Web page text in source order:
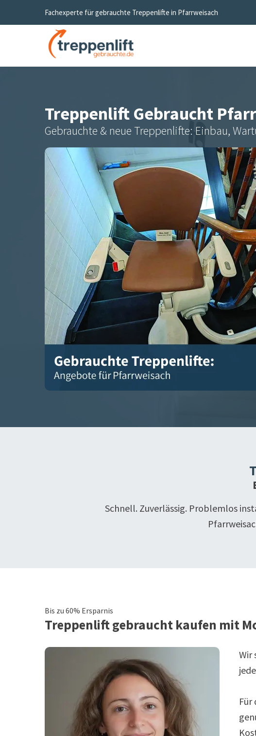
Fachexperte für gebrauchte Treppenlifte in Pfarrweisach
Treppenlift Gebraucht
Gebrauchte & neue Treppenlifte: Einbau,
Schnell. Zuverlässig. Problemlos
Bis zu 60% Ersparnis
Treppenliftgebraucht kaufen mit
Wir
Für